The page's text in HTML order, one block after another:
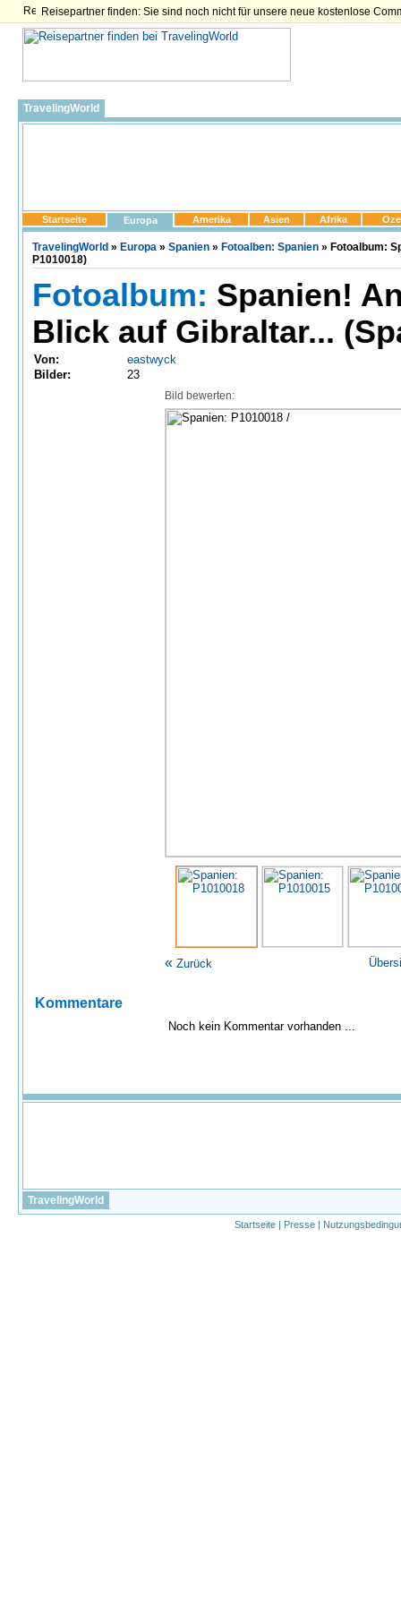
Reisepartner finden: Sie sind noch nicht für unsere neue kostenlose
TravelingWorld
Startseite Europa Amerika Asien Afrika
TravelingWorld » Europa » Spanien » Fotoalben: Spanien » Fotoalbum:
P1010018)
Fotoalbum: Spanien!
Blick auf Gibraltar...
Von:
eastwyck
Bilder:
23
Bild bewerten:
« Zurück
Kommentare
Noch kein Kommentar vorhanden ...
TravelingWorld
Startseite | Presse |